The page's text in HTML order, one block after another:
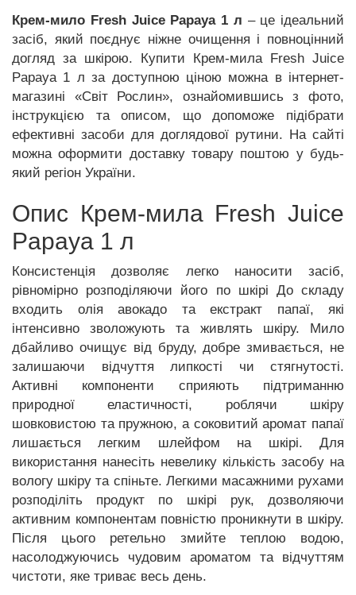
Крем-мило Fresh Juice Papaya 1 л – це ідеальний
засіб, який поєднує ніжне очищення і повноцінний
догляд за шкірою. Купити Крем-мила Fresh Juice
Papaya 1 л за доступною ціною можна в інтернет-
магазині «Світ Рослин», ознайомившись з фото,
інструкцією та описом, що допоможе підібрати
ефективні засоби для доглядової рутини. На сайті
можна оформити доставку товару поштою у будь-
який регіон України.
Опис Крем-мила Fresh Juice
Papaya 1 л
Консистенція дозволяє легко наносити засіб,
рівномірно розподіляючи його по шкірі До складу
входить олія авокадо та екстракт папаї, які
інтенсивно зволожують та живлять шкіру. Мило
дбайливо очищує від бруду, добре змивається, не
залишаючи відчуття липкості чи стягнутості.
Активні компоненти сприяють підтриманню
природної еластичності, роблячи шкіру
шовковистою та пружною, а соковитий аромат папаї
лишається легким шлейфом на шкірі. Для
використання нанесіть невелику кількість засобу на
вологу шкіру та спіньте. Легкими масажними рухами
розподіліть продукт по шкірі рук, дозволяючи
активним компонентам повністю проникнути в шкіру.
Після цього ретельно змийте теплою водою,
насолоджуючись чудовим ароматом та відчуттям
чистоти, яке триває весь день.